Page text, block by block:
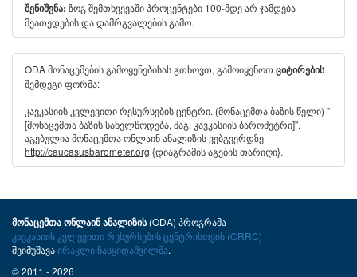
შენიშვნა: ზოგ შემთხვევაში პროცენტები 100-მდე არ ჯამდება
მეათედების და დამრგვალების გამო.
ODA მონაცემების გამოყენებისას გთხოვთ, გამოიყენოთ ციტირების
შემდეგი ფორმა:
კავკასიის კვლევითი რესურსების ცენტრი. (მონაცემთა ბაზის წელი) "
[მონაცემთა ბაზის სახელწოდება, მაგ. კავკასიის ბარომეტრი]".
აგებულია მონაცემთა ონლაინ ანალიზის ვებგვერდზე
http://caucasusbarometer.org {დიაგრამის აგების თარიღი}.
მონაცემთა ონლაინ ანალიზის(ODA) პროგრამა
კავკასიის კვლევითი რესურსების ცენტრისთვის (CRRC)
შეიმუშავაირაკლი ნასყიდაშვილმა.
© 2011 - 2026